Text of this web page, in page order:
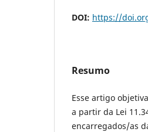
DOI: https://
Resumo
Esse artigo
a partir da Lei
encarregados/as